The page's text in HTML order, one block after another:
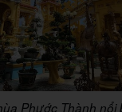
Phước Thành nổi